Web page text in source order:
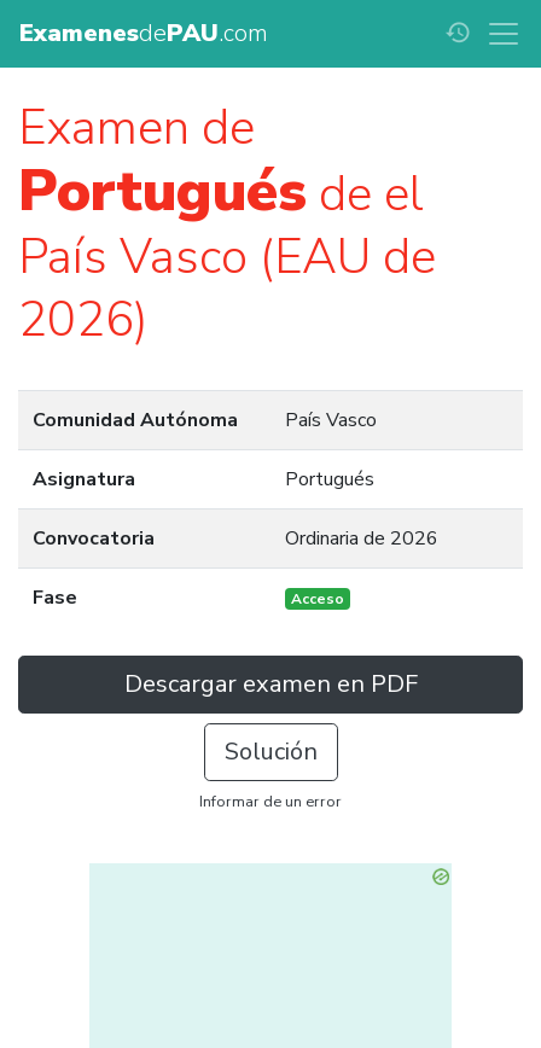
ExamenesdePAU.com history
Examen de
Portugués de el
País Vasco (EAU de
2026)
Comunidad Autónoma País Vasco
Asignatura Portugués
Convocatoria Ordinaria de 2026
Fase Acceso
Descargar examen en PDF
Solución
Informar de un error